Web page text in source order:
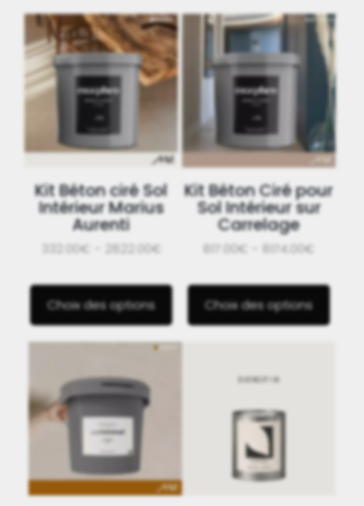
Kit Béton ciré Sol
Intérieur Marius
Aurenti
332.00€ – 2822.00€
Choix des options
Kit Béton Ciré pour
Sol Intérieur sur
Carrelage
817.00€ – 8174.00€
Choix des options